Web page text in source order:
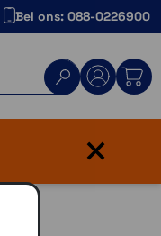
Bel ons: 088-0226900
×